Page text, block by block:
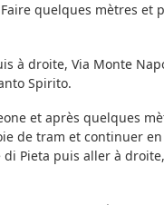
quelques mètres et
à droite, Via Monte
Spirito.
et après quelques
de tram et continuer
Pieta puis aller à